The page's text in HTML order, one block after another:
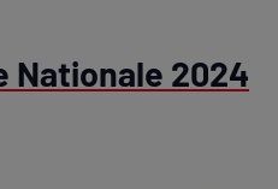
Nationale 2024